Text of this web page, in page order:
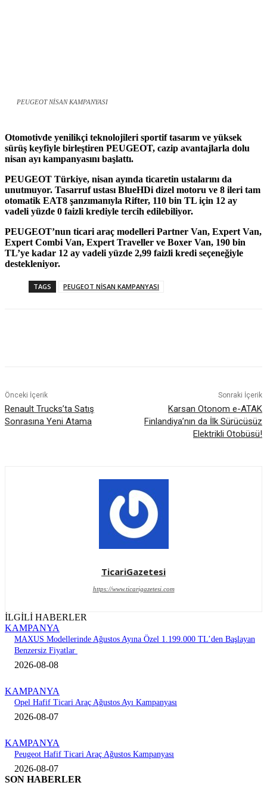
PEUGEOT NİSAN KAMPANYASI
Otomotivde yenilikçi teknolojileri sportif tasarım ve yüksek
sürüş keyfiyle birleştiren PEUGEOT, cazip avantajlarla dolu
nisan ayı kampanyasını başlattı.
PEUGEOT Türkiye, nisan ayında ticaretin ustalarını da
unutmuyor. Tasarruf ustası BlueHDi dizel motoru ve 8 ileri tam
otomatik EAT8 şanzımanıyla Rifter, 110 bin TL için 12 ay
vadeli yüzde 0 faizli krediyle tercih edilebiliyor.
PEUGEOT’nun ticari araç modelleri Partner Van, Expert Van,
Expert Combi Van, Expert Traveller ve Boxer Van, 190 bin
TL’ye kadar 12 ay vadeli yüzde 2,99 faizli kredi seçeneğiyle
destekleniyor.
TAGS PEUGEOT NİSAN KAMPANYASI
Önceki İçerik
Renault Trucks’ta Satış
Sonrasına Yeni Atama
Sonraki İçerik
Karsan Otonom e-ATAK
Finlandiya’nın da İlk Sürücüsüz
Elektrikli Otobüsü!
TicariGazetesi
https://www.ticarigazetesi.com
İLGİLİ HABERLER
KAMPANYA
MAXUS Modellerinde Ağustos Ayına Özel 1.199.000 TL’den Başlayan
Benzersiz Fiyatlar
2026-08-08
KAMPANYA
Opel Hafif Ticari Araç Ağustos Ayı Kampanyası
2026-08-07
KAMPANYA
Peugeot Hafif Ticari Araç Ağustos Kampanyası
2026-08-07
SON HABERLER